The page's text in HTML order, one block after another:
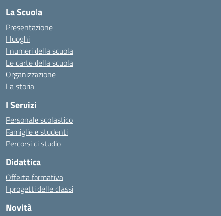
La Scuola
Presentazione
I luoghi
I numeri della scuola
Le carte della scuola
Organizzazione
La storia
I Servizi
Personale scolastico
Famiglie e studenti
Percorsi di studio
Didattica
Offerta formativa
I progetti delle classi
Novità